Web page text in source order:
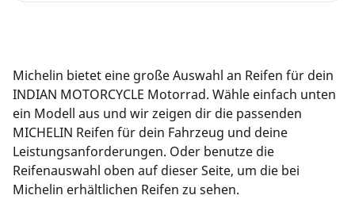
Michelin bietet eine große Auswahl an Reifen für dein
INDIAN MOTORCYCLE Motorrad. Wähle einfach unten
ein Modell aus und wir zeigen dir die passenden
MICHELIN Reifen für dein Fahrzeug und deine
Leistungsanforderungen. Oder benutze die
Reifenauswahl oben auf dieser Seite, um die bei
Michelin erhältlichen Reifen zu sehen.